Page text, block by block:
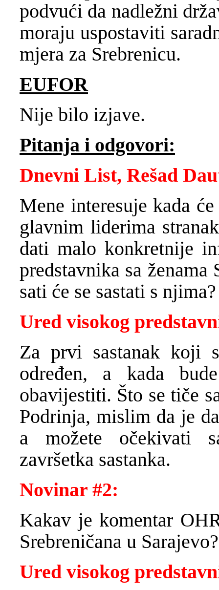
podvući da nadležni
moraju uspostaviti
mjera za Srebrenicu.
EUFOR
Nije bilo izjave.
Pitanja i odgovori:
Dnevni List, Rešad
Mene interesuje kada
glavnim liderima
dati malo konkretnije
predstavnika sa
sati će se sastati s njima?
Ured visokog
Za prvi sastanak koji
određen, a kada
obavijestiti. Što se tiče
Podrinja, mislim da je
a možete očekivati
završetka sastanka.
Novinar #2:
Kakav je komentar
Srebreničana u Sarajevo?
Ured visokog